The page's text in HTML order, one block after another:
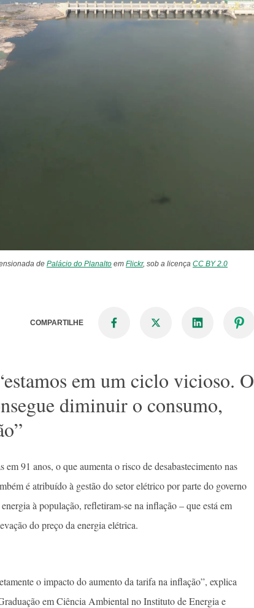
de Palácio do Planalto em Flickr, sob a licença CC BY 2.0
COMPARTILHE
em um ciclo vicioso. O
diminuir o consumo,
91 anos, o que aumenta o risco de desabastecimento nas
é atribuído à gestão do setor elétrico por parte do governo
à população, refletiram-se na inflação – que está em
do preço da energia elétrica.
o impacto do aumento da tarifa na inflação”, explica
em Ciência Ambiental no Instituto de Energia e